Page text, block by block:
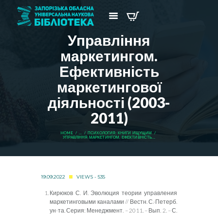
Управління
маркетингом.
Ефективність
маркетингової
діяльності (2003-
2011)
HOME ...
ПСИХОЛОГИЯ: КНИГИ ИЩУЩИМ
УПРАВЛІННЯ МАРКЕТИНГОМ. ЕФЕКТИВНІСТЬ...
19.09.2022 VIEWS - 535
Кирюков С. И. Эволюция теории управления
маркетинговыми каналами // Вестн. С.-Петерб.
ун-та. Серия: Менеджмент. – 2011. – Вып. 2. – С.